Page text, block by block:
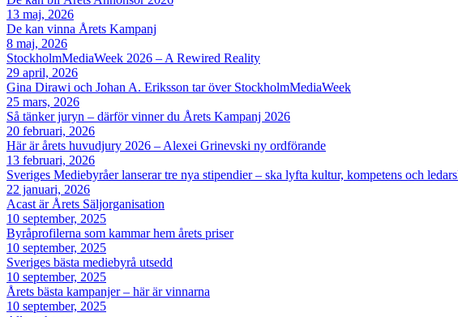
13 maj, 2026
De kan vinna Årets Kampanj
8 maj, 2026
StockholmMediaWeek 2026 – A Rewired Reality
29 april, 2026
Gina Dirawi och Johan A. Eriksson tar över StockholmMediaWeek
25 mars, 2026
Så tänker juryn – därför vinner du Årets Kampanj 2026
20 februari, 2026
Här är årets huvudjury 2026 – Alexei Grinevski ny ordförande
13 februari, 2026
Sveriges Mediebyråer lanserar tre nya stipendier – ska lyfta kultur, kompetens och
22 januari, 2026
Acast är Årets Säljorganisation
10 september, 2025
Byråprofilerna som kammar hem årets priser
10 september, 2025
Sveriges bästa mediebyrå utsedd
10 september, 2025
Årets bästa kampanjer – här är vinnarna
10 september, 2025